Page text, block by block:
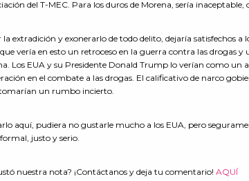
del T-MEC. Para los duros de Morena, sería
la extradición y exonerarlo de todo delito, dejaría satisfechos
vería en esto un retroceso en la guerra contra las drogas
Los EUA y su Presidente Donald Trump lo verían como un
en el combate a las drogas. El calificativo de narco
un rumbo incierto.
aquí, pudiera no gustarle mucho a los EUA, pero
justo y serio.
nuestra nota? ¡Contáctanos y deja tu comentario!AQUÍ